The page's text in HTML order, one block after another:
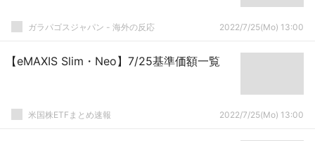
ガラパゴスジャパン - 海外の反応 2022/7/25(Mo) 13:00
【eMAXIS Slim・Neo】7/25基準価額一覧
米国株ETFまとめ速報 2022/7/25(Mo) 13:00